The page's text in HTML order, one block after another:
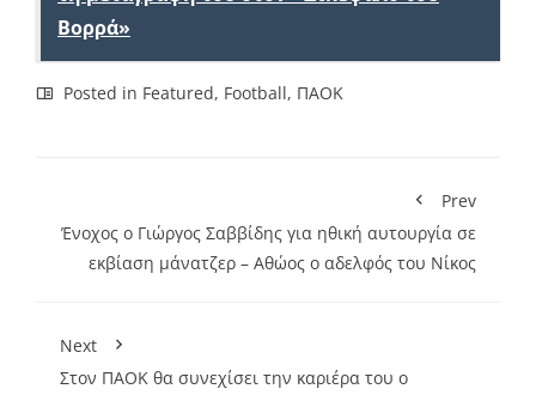
Βορρά»
Posted in Featured, Football, ΠΑΟΚ
Prev
Ένοχος ο Γιώργος Σαββίδης για ηθική αυτουργία σε
εκβίαση μάνατζερ – Αθώος ο αδελφός του Νίκος
Next
Στον ΠΑΟΚ θα συνεχίσει την καριέρα του ο